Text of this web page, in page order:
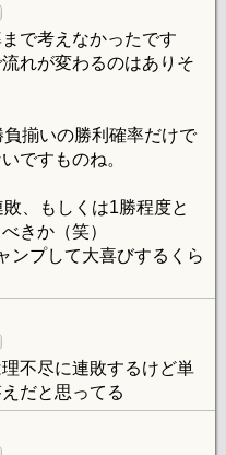
で考えなかったです
れが変わるのはありそ
揃いの勝利確率だけで
ですものね。
、もしくは1勝程度と
きか（笑）
ンプして大喜びするくら
不尽に連敗するけど単
だと思ってる